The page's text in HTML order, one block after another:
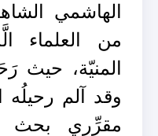
الهاشمي
من العلماء
المنيّة، حيث
وقد آلم
مقرِّري بحث